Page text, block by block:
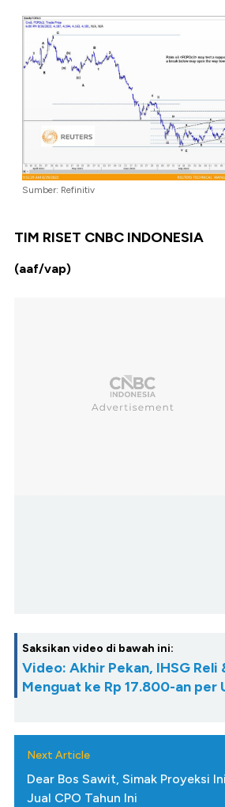
Sumber: Refinitiv
TIM RISET CNBC INDONESIA
(aaf/vap)
Saksikan video di bawah ini:
Video: Akhir Pekan, IHSG Reli
Menguat ke Rp 17.800-an per
Next Article
Dear Bos Sawit, Simak Proyeksi
Jual CPO Tahun Ini